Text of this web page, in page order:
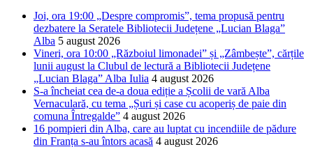
Joi, ora 19:00 „Despre compromis”, tema propusă pentru
dezbatere la Seratele Bibliotecii Județene „Lucian Blaga”
Alba 5 august 2026
Vineri, ora 10:00 „Războiul limonadei” și „Zâmbește”, cărțile
lunii august la Clubul de lectură a Bibliotecii Județene
„Lucian Blaga” Alba Iulia 4 august 2026
S-a încheiat cea de-a doua ediție a Școlii de vară Alba
Vernaculară, cu tema „Șuri și case cu acoperiș de paie din
comuna Întregalde” 4 august 2026
16 pompieri din Alba, care au luptat cu incendiile de pădure
din Franța s-au întors acasă 4 august 2026